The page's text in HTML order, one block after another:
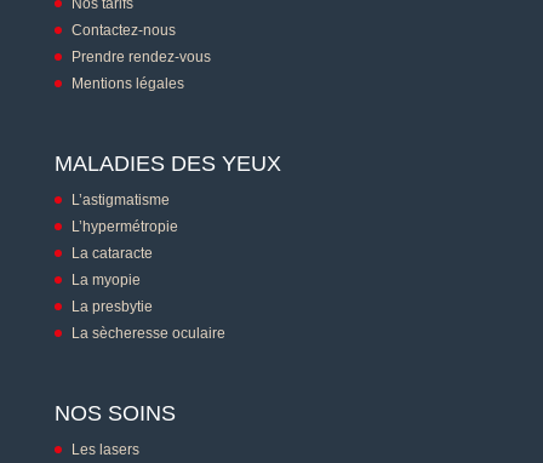
Contactez-nous
Prendre rendez-vous
Mentions légales
MALADIES DES YEUX
L’astigmatisme
L’hypermétropie
La cataracte
La myopie
La presbytie
La sècheresse oculaire
NOS SOINS
Les lasers